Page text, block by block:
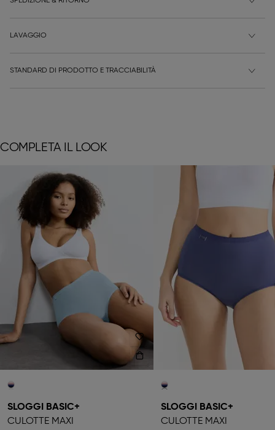
LAVAGGIO
STANDARD DI PRODOTTO E TRACCIABILITÀ
COMPLETA IL LOOK
SLOGGI BASIC+
CULOTTE MAXI
SLOGGI BASIC+
CULOTTE MAXI